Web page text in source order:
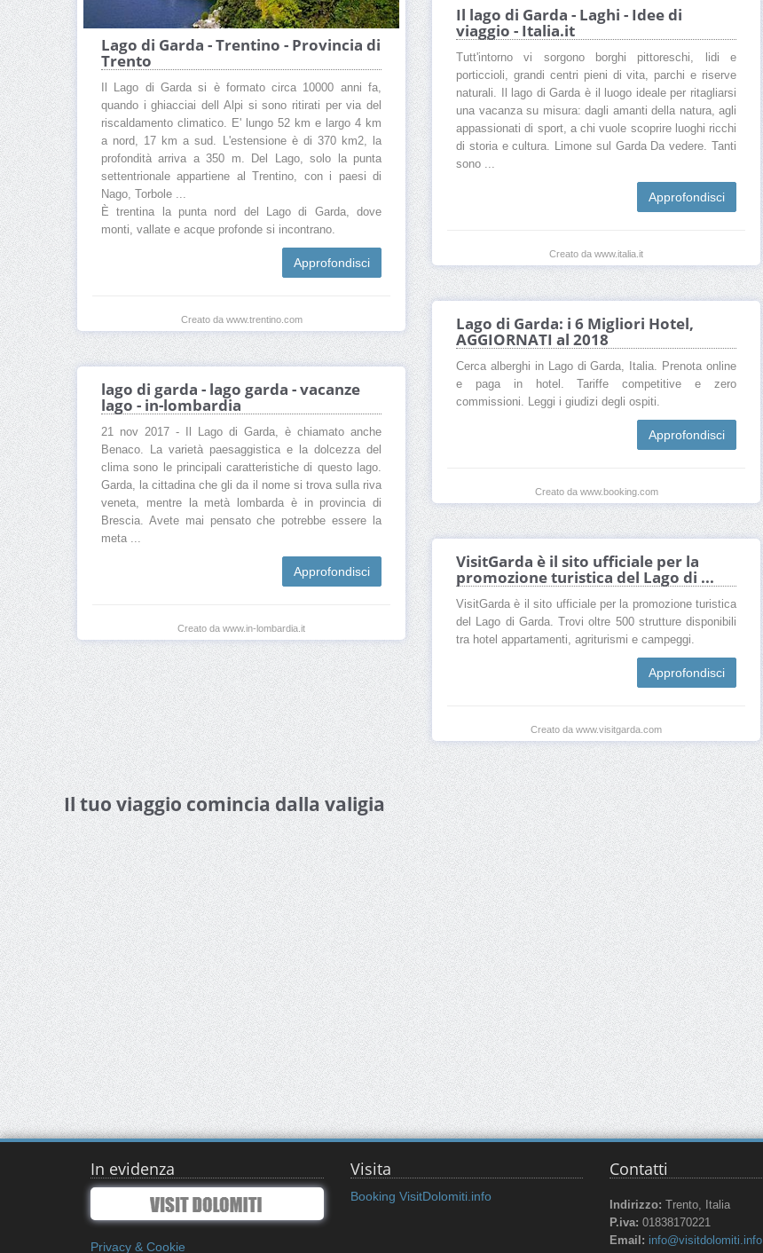
Lago di Garda - Trentino - Provincia di
Trento
Il Lago di Garda si è formato circa 10000 anni fa,
quando i ghiacciai dell Alpi si sono ritirati per via del
riscaldamento climatico. E' lungo 52 km e largo 4 km
a nord, 17 km a sud. L'estensione è di 370 km2, la
profondità arriva a 350 m. Del Lago, solo la punta
settentrionale appartiene al Trentino, con i paesi di
Nago, Torbole ...
È trentina la punta nord del Lago di Garda, dove
monti, vallate e acque profonde si incontrano.
Approfondisci
Creato da www.trentino.com
Il lago di Garda - Laghi - Idee di
viaggio - Italia.it
Tutt'intorno vi sorgono borghi pittoreschi, lidi e
porticcioli, grandi centri pieni di vita, parchi e riserve
naturali. Il lago di Garda è il luogo ideale per ritagliarsi
una vacanza su misura: dagli amanti della natura, agli
appassionati di sport, a chi vuole scoprire luoghi ricchi
di storia e cultura. Limone sul Garda Da vedere. Tanti
sono ...
Approfondisci
Creato da www.italia.it
Lago di Garda: i 6 Migliori Hotel,
AGGIORNATI al 2018
Cerca alberghi in Lago di Garda, Italia. Prenota online
e paga in hotel. Tariffe competitive e zero
commissioni. Leggi i giudizi degli ospiti.
Approfondisci
Creato da www.booking.com
lago di garda - lago garda - vacanze
lago - in-lombardia
21 nov 2017 - Il Lago di Garda, è chiamato anche
Benaco. La varietà paesaggistica e la dolcezza del
clima sono le principali caratteristiche di questo lago.
Garda, la cittadina che gli da il nome si trova sulla riva
veneta, mentre la metà lombarda è in provincia di
Brescia. Avete mai pensato che potrebbe essere la
meta ...
Approfondisci
Creato da www.in-lombardia.it
VisitGarda è il sito ufficiale per la
promozione turistica del Lago di ...
VisitGarda è il sito ufficiale per la promozione turistica
del Lago di Garda. Trovi oltre 500 strutture disponibili
tra hotel appartamenti, agriturismi e campeggi.
Approfondisci
Creato da www.visitgarda.com
Il tuo viaggio comincia dalla valigia
In evidenza
Privacy & Cookie
Visita
Booking VisitDolomiti.info
Contatti
Indirizzo: Trento, Italia
P.iva: 01838170221
Email: info@visitdolomiti.info